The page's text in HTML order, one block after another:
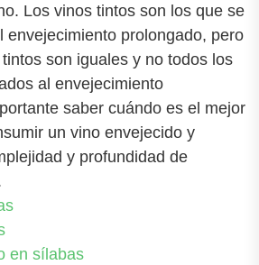
Los vinos tintos son los que se
envejecimiento prolongado, pero
son iguales y no todos los
al envejecimiento
saber cuándo es el mejor
un vino envejecido y
y profundidad de
en sílabas